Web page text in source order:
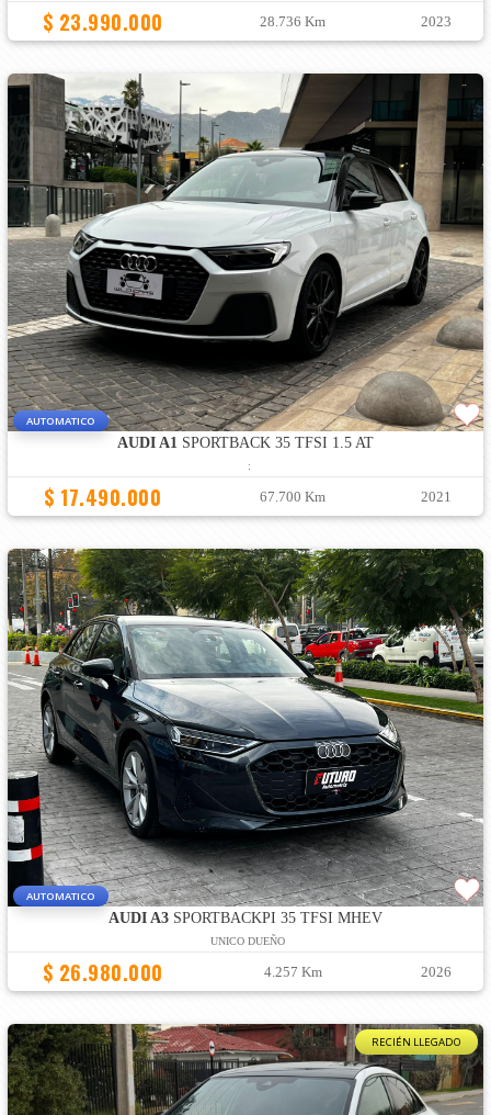
$ 23.990.000 28.736 Km 2023
AUTOMATICO
AUDI A1SPORTBACK 35 TFSI 1.5 AT
:
$ 17.490.000 67.700 Km 2021
AUTOMATICO
AUDI A3SPORTBACKPI 35 TFSI MHEV
UNICO DUEÑO
$ 26.980.000 4.257 Km 2026
RECIÉN LLEGADO